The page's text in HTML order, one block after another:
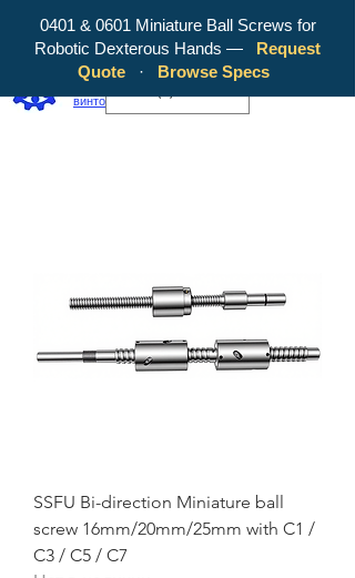
WY Precision Co., Limited — ваш
надежный производитель шарико-
винтовых передач!
SSFU Bi-direction Miniature ball
screw 16mm/20mm/25mm with C1 /
C3 / C5 / C7
0401 & 0601 Miniature Ball Screws for
Robotic Dexterous Hands —
Request
Quote
· Browse Specs